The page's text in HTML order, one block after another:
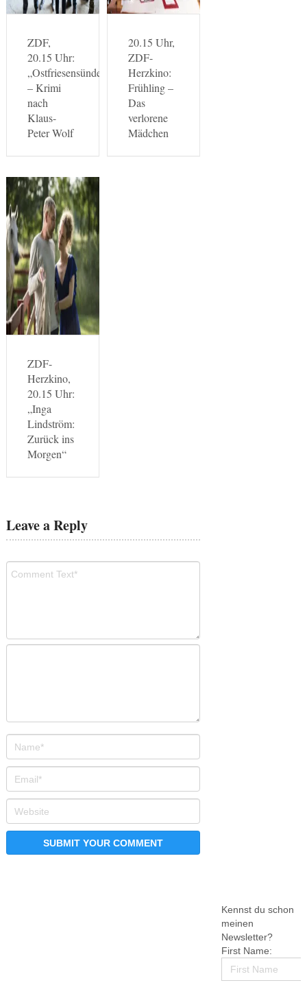
ZDF,
20.15 Uhr:
„Ostfriesensünde“
– Krimi
nach
Klaus-
Peter Wolf
20.15 Uhr,
ZDF-
Herzkino:
Frühling –
Das
verlorene
Mädchen
ZDF-
Herzkino,
20.15 Uhr:
„Inga
Lindström:
Zurück ins
Morgen“
Leave a Reply
Kennst du schon
meinen
Newsletter?
First Name: